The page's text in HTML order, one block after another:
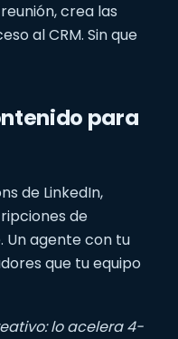
crea las
al CRM. Sin que
para
de LinkedIn,
de
agente con tu
que tu equipo
lo acelera 4-